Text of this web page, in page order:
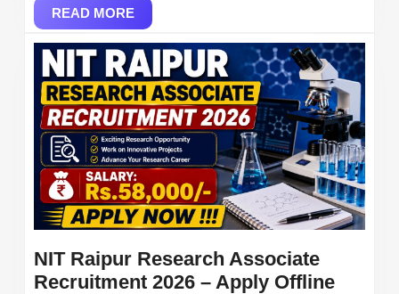
READ MOREREAD
MORE
NIT Raipur Research Associate
Recruitment 2026 – Apply OfflineNIT